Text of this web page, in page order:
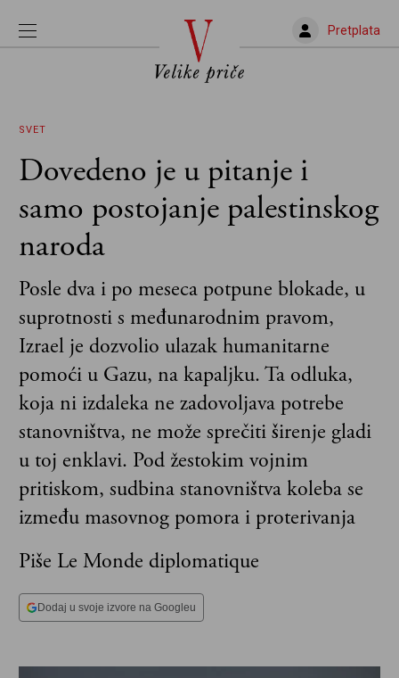
Pretplata
SVET
Dovedeno je u pitanje i
samo postojanje palestinskog
naroda
Posle dva i po meseca potpune blokade, u
suprotnosti s međunarodnim pravom,
Izrael je dozvolio ulazak humanitarne
pomoći u Gazu, na kapaljku. Ta odluka,
koja ni izdaleka ne zadovoljava potrebe
stanovništva, ne može sprečiti širenje gladi
u toj enklavi. Pod žestokim vojnim
pritiskom, sudbina stanovništva koleba se
između masovnog pomora i proterivanja
Piše Le Monde diplomatique
Dodaj u svoje izvore na Googleu